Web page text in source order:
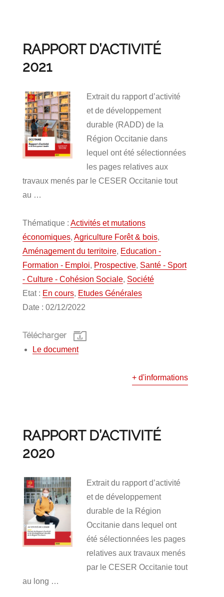
RAPPORT D’ACTIVITÉ
2021
Extrait du rapport d’activité
et de développement
durable (RADD) de la
Région Occitanie dans
lequel ont été sélectionnées
les pages relatives aux
travaux menés par le CESER Occitanie tout
au …
Thématique : Activités et mutations
économiques, Agriculture Forêt & bois,
Aménagement du territoire, Education -
Formation - Emploi, Prospective, Santé - Sport
- Culture - Cohésion Sociale, Société
Etat : En cours, Etudes Générales
Date : 02/12/2022
Télécharger
Le document
+ d'informations
RAPPORT D’ACTIVITÉ
2020
Extrait du rapport d’activité
et de développement
durable de la Région
Occitanie dans lequel ont
été sélectionnées les pages
relatives aux travaux menés
par le CESER Occitanie tout
au long …